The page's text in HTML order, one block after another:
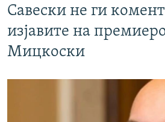
Савески не ги
изјавите на
Мицкоски